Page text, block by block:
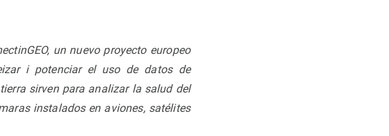
un nuevo proyecto europeo
i potenciar el uso de datos de
sirven para analizar la salud del
instalados en aviones, satélites